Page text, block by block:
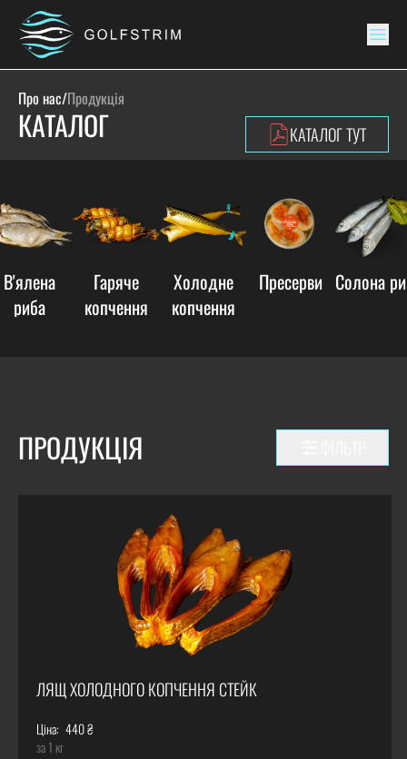
Про нас/Продукція
КАТАЛОГ КАТАЛОГ ТУТ
В'ялена
риба
Гаряче
копчення
Холодне
копчення
Пресерви Солона
ПРОДУКЦІЯ
ЛЯЩ ХОЛОДНОГО КОПЧЕННЯ СТЕЙК
Ціна: 440 ₴
за 1 кг